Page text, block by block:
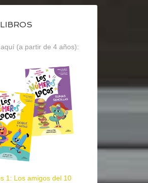
(a partir de 4 años):
1: Los amigos del 10